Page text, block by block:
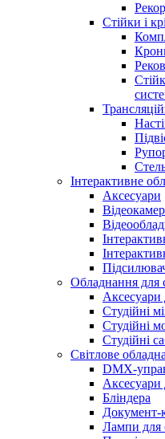
Стійки і
Інтерактивне
Аксесуари
Обладнання для
Аксесуари
Студійні
Студійні
Студійні
Світлове
DMX-
Аксесуари
Бліндера
Документ-
Лампи для